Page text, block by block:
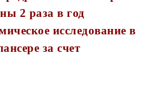
2 раза в год
исследование в
за счет